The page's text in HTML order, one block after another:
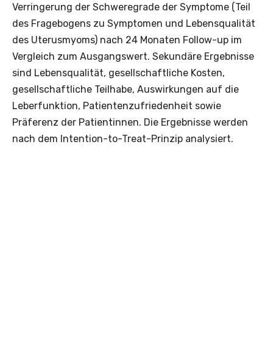
Verringerung der Schweregrade der Symptome (Teil
des Fragebogens zu Symptomen und Lebensqualität
des Uterusmyoms) nach 24 Monaten Follow-up im
Vergleich zum Ausgangswert. Sekundäre Ergebnisse
sind Lebensqualität, gesellschaftliche Kosten,
gesellschaftliche Teilhabe, Auswirkungen auf die
Leberfunktion, Patientenzufriedenheit sowie
Präferenz der Patientinnen. Die Ergebnisse werden
nach dem Intention-to-Treat-Prinzip analysiert.